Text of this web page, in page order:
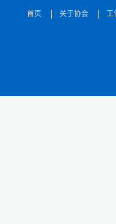
首页 关于协会 工